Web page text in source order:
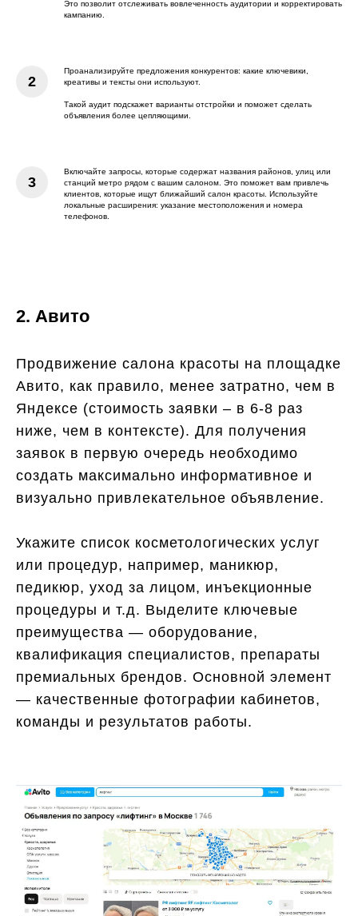
Это позволит отслеживать вовлеченность аудитории и корректировать
кампанию.
Проанализируйте предложения конкурентов: какие ключевики,
креативы и тексты они используют.
Такой аудит подскажет варианты отстройки и поможет сделать
объявления более цепляющими.
Включайте запросы, которые содержат названия районов, улиц или
станций метро рядом с вашим салоном. Это поможет вам привлечь
клиентов, которые ищут ближайший салон красоты. Используйте
локальные расширения: указание местоположения и номера
телефонов.
2. Авито
Продвижение салона красоты на площадке
Авито, как правило, менее затратно, чем в
Яндексе (стоимость заявки – в 6-8 раз
ниже, чем в контексте). Для получения
заявок в первую очередь необходимо
создать максимально информативное и
визуально привлекательное объявление.
Укажите список косметологических услуг
или процедур, например, маникюр,
педикюр, уход за лицом, инъекционные
процедуры и т.д. Выделите ключевые
преимущества — оборудование,
квалификация специалистов, препараты
премиальных брендов. Основной элемент
— качественные фотографии кабинетов,
команды и результатов работы.